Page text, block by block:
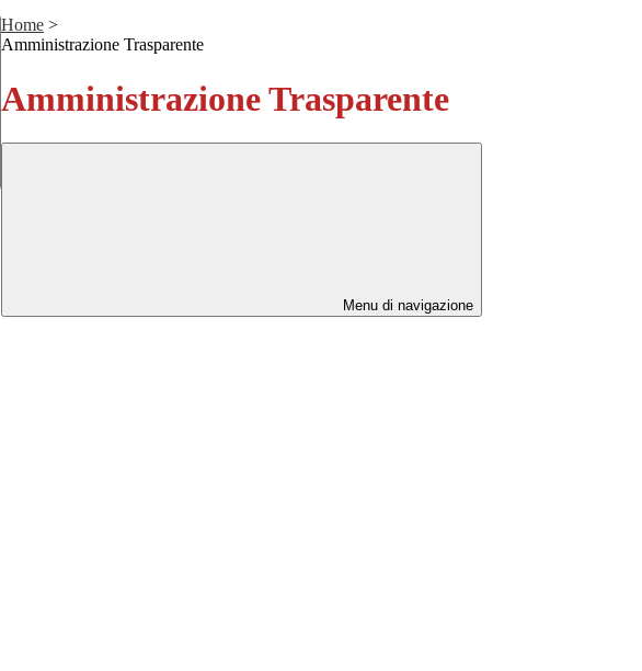
Home >
Amministrazione Trasparente
Amministrazione Trasparente
Menu di navigazione